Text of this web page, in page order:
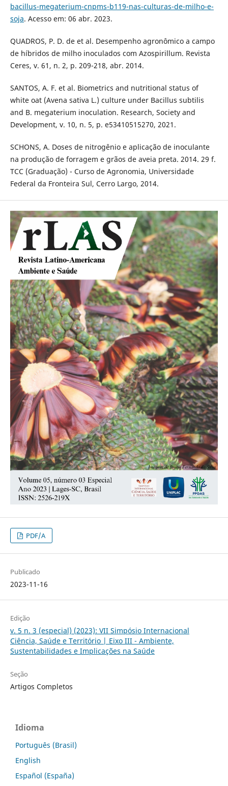
bacillus-megaterium-cnpms-b119-nas-culturas-de-milho-e-
soja. Acesso em: 06 abr. 2023.
QUADROS, P. D. de et al. Desempenho agronômico a campo
de híbridos de milho inoculados com Azospirillum. Revista
Ceres, v. 61, n. 2, p. 209-218, abr. 2014.
SANTOS, A. F. et al. Biometrics and nutritional status of
white oat (Avena sativa L.) culture under Bacillus subtilis
and B. megaterium inoculation. Research, Society and
Development, v. 10, n. 5, p. e53410515270, 2021.
SCHONS, A. Doses de nitrogênio e aplicação de inoculante
na produção de forragem e grãos de aveia preta. 2014. 29 f.
TCC (Graduação) - Curso de Agronomia, Universidade
Federal da Fronteira Sul, Cerro Largo, 2014.
PDF/A
Publicado
2023-11-16
Edição
v. 5 n. 3 (especial) (2023): VII Simpósio Internacional
Ciência, Saúde e Território | Eixo III - Ambiente,
Sustentabilidades e Implicações na Saúde
Seção
Artigos Completos
Idioma
Português (Brasil)
English
Español (España)